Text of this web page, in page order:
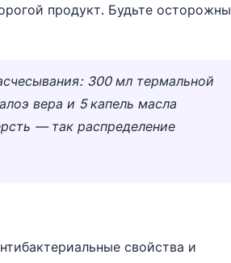
продукт. Будьте осторожны
300 мл термальной
вера и 5 капель масла
— так распределение
свойства и